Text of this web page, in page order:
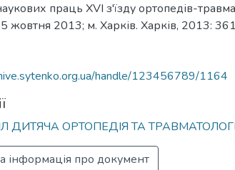
праць ХVІ з'їзду ортопедів-
жовтня 2013; м. Харків. Харків, 2013:
handle/123456789/1164
ДИТЯЧА ОРТОПЕДІЯ ТА
інформація про документ